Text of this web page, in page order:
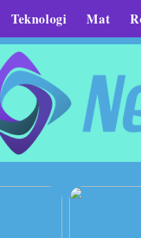
Teknologi Mat